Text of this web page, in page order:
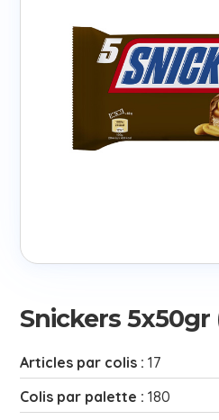
Snickers 5x50gr
Articles par colis :17
Colis par palette :180